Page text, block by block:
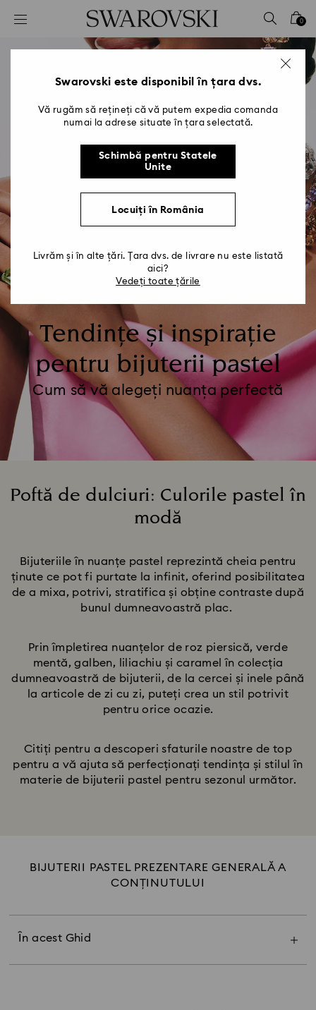
Accesskeys list
2 - Subsol
0
Tendințe și inspirație
pentru bijuterii pastel
Cum să vă alegeți nuanța perfectă
Poftă de dulciuri: Culorile pastel în
modă
Bijuteriile în nuanțe pastel reprezintă cheia pentru
ținute ce pot fi purtate la infinit, oferind posibilitatea
de a mixa, potrivi, stratifica și obține contraste după
bunul dumneavoastră plac.
Prin împletirea nuanțelor de roz piersică, verde
mentă, galben, liliachiu și caramel în colecția
dumneavoastră de bijuterii, de la cercei și inele până
la articole de zi cu zi, puteți crea un stil potrivit
pentru orice ocazie.
Citiți pentru a descoperi sfaturile noastre de top
pentru a vă ajuta să perfecționați tendința și stilul în
materie de bijuterii pastel pentru sezonul următor.
BIJUTERII PASTEL PREZENTARE GENERALĂ A
CONȚINUTULUI
În acest Ghid
Roz pastel și blush
Verde pastel și albastru
Pasteluri de lavandă și liliachiu
Swarovski este disponibil în țara dvs.
Vă rugăm să rețineți că vă putem expedia comanda
numai la adrese situate în țara selectată.
Schimbă pentru Statele
Unite
Locuiți în România
Livrăm și în alte țări. Țara dvs. de livrare nu este listată
aici?
Vedeți toate țările